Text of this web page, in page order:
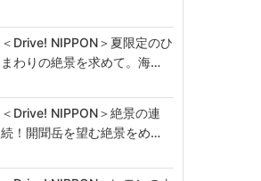
＜Drive! NIPPON＞夏限定のひ
まわりの絶景を求めて。海…
＜Drive! NIPPON＞絶景の連
続！開聞岳を望む絶景をめ…